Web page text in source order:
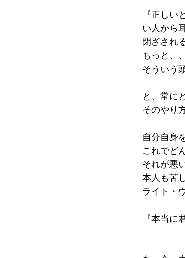
『正し
い人から
閉ざされ
もっと、
そういう
と、常に
そのやり
自分自身
これでど
それが悪
本人も苦
ライト・
『本当に